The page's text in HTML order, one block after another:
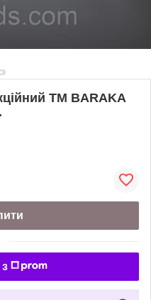
ТМ BARAKA